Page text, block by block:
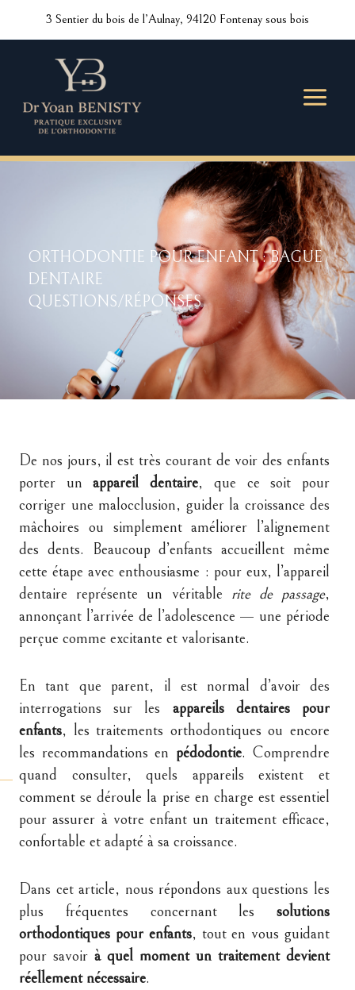
3 Sentier du bois de l’Aulnay, 94120 Fontenay sous bois
ORTHODONTIE POUR ENFANT : BAGUE
DENTAIRE
QUESTIONS/RÉPONSES
De nos jours, il est très courant de voir des enfants
porter unappareil dentaire, que ce soit pour
corriger une malocclusion, guider la croissance des
mâchoires ou simplement améliorer l’alignement
des dents. Beaucoup d’enfants accueillent même
cette étape avec enthousiasme : pour eux, l’appareil
dentaire représente un véritable rite de passage,
annonçant l’arrivée de l’adolescence — une période
perçue comme excitante et valorisante.
En tant que parent, il est normal d’avoir des
interrogations sur les appareils dentaires pour
enfants, les traitements orthodontiques ou encore
les recommandations en pédodontie. Comprendre
quand consulter, quels appareils existent et
comment se déroule la prise en charge est essentiel
pour assurer à votre enfant un traitement efficace,
confortable et adapté à sa croissance.
Dans cet article, nous répondons aux questions les
plus fréquentes concernant les solutions
orthodontiques pour enfants, tout en vous guidant
pour savoir à quel moment un traitement devient
réellement nécessaire.